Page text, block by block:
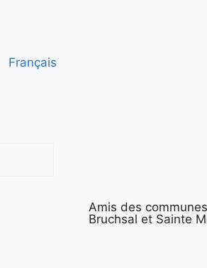
Français
Amis des
Bruchsal et Sainte